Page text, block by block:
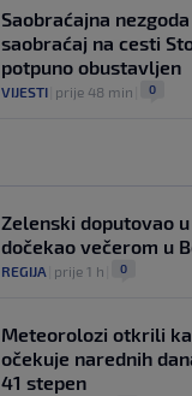
Saobraćajna
saobraćaj na cesti
potpuno obustavljen
VIJESTI prije 48 min 0
Zelenski doputovao
dočekao večerom u
REGIJA prije 1 h 0
Meteorolozi otkrili
očekuje narednih
41 stepen